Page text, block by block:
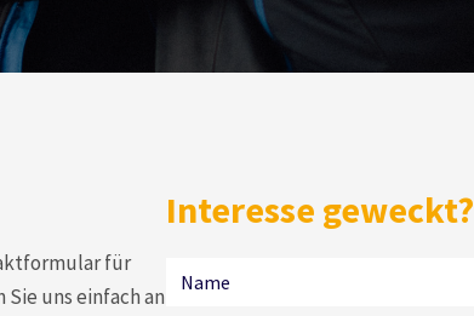
für
uns einfach an
Interesse geweckt?